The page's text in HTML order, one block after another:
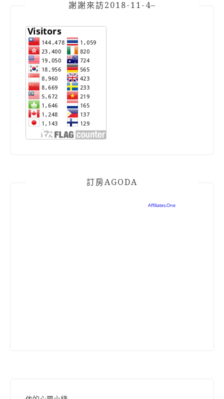
謝謝來訪2018-11-4–
訂房AGODA